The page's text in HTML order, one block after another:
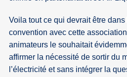
Voila tout ce qui devrait être dans
convention avec cette
animateurs le souhaitait
affirmer la nécessité de sortir du
l’électricité et sans intégrer la